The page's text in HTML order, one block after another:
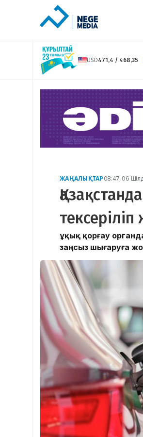
USD471,4 / 468,35
ЖАҢАЛЫҚТАР 08:47, 06
Құқық қорғау
заңсыз шығаруға